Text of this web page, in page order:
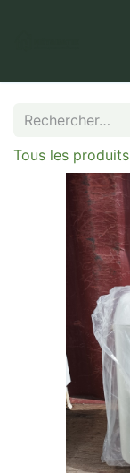
Tous les produits